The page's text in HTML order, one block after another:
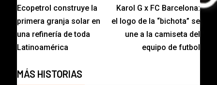
Ecopetrol construye la
primera granja solar en
una refinería de toda
Latinoamérica
Karol G x FC Barcelona:
el logo de la “bichota” se
une a la camiseta del
equipo de futbol
MÁS HISTORIAS